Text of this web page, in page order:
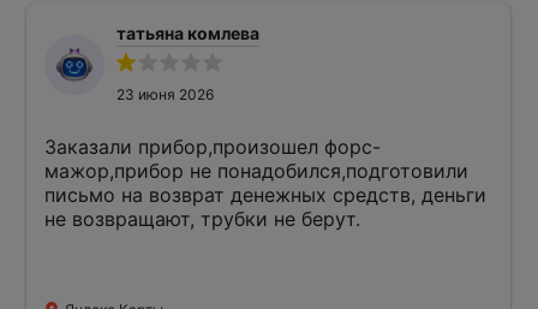
татьяна комлева
23 июня 2026
Заказали прибор,произошел форс-
мажор,прибор не понадобился,подготовили
письмо на возврат денежных средств, деньги
не возвращают, трубки не берут.